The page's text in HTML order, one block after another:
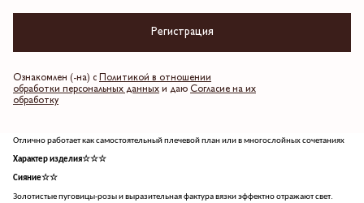
Регистрация
Ознакомлен (-на) с
Политикой в отношении
обработки персональных данных и даю Согласие на их
обработку
акцент, делая повседневную вещь по-настоящему особенной.
Структурирует силуэт за счёт идеальной посадки и эластичного трикотажа
Легко заменяет жакет в более мягких, женственных комплектах
Отлично работает как самостоятельный плечевой план или в многослойных сочетаниях
Характер изделия☆☆☆
Сияние☆☆
Золотистые пуговицы-розы и выразительная фактура вязки эффектно отражают свет.